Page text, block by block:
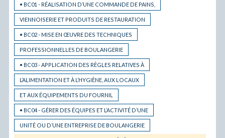
• BC01 - RÉALISATION D’UNE COMMANDE DE PAINS,
VIENNOISERIE ET PRODUITS DE RESTAURATION
• BC02 - MISE EN ŒUVRE DES TECHNIQUES
PROFESSIONNELLES DE BOULANGERIE
• BC03 - APPLICATION DES RÈGLES RELATIVES À
L’ALIMENTATION ET À L’HYGIÈNE, AUX LOCAUX
ET AUX ÉQUIPEMENTS DU FOURNIL
• BC04 - GÉRER DES ÉQUIPES ET L’ACTIVITÉ D’UNE
UNITÉ OU D’UNE ENTREPRISE DE BOULANGERIE